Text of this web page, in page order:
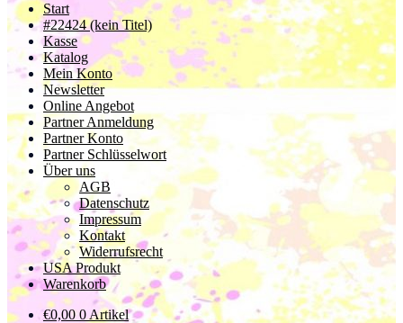
Start
#22424 (kein Titel)
Kasse
Katalog
Mein Konto
Newsletter
Online Angebot
Partner Anmeldung
Partner Konto
Partner Schlüsselwort
Über uns
AGB
Datenschutz
Impressum
Kontakt
Widerrufsrecht
USA Produkt
Warenkorb
€0,00 0 Artikel